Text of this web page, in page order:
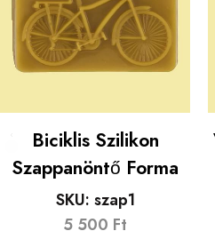
Biciklis Szilikon
Szappanöntő Forma
SKU: szap1
5 500 Ft